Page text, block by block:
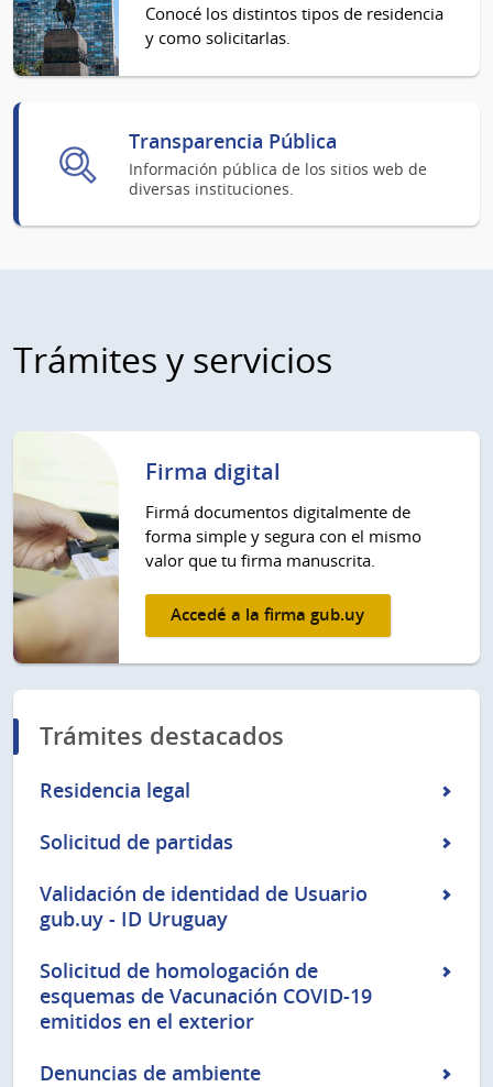
Conocé los distintos tipos de residencia
y como solicitarlas.
Transparencia Pública
Información pública de los sitios web de
diversas instituciones.
Trámites y servicios
Firma digital
Firmá documentos digitalmente de
forma simple y segura con el mismo
valor que tu firma manuscrita.
Accedé a la firma gub.uy
Trámites destacados
Residencia legal
Solicitud de partidas
Validación de identidad de Usuario
gub.uy - ID Uruguay
Solicitud de homologación de
esquemas de Vacunación COVID-19
emitidos en el exterior
Denuncias de ambiente